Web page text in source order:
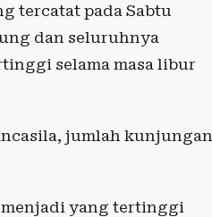
tercatat pada Sabtu
dan seluruhnya
selama masa libur
jumlah kunjungan
menjadi yang tertinggi